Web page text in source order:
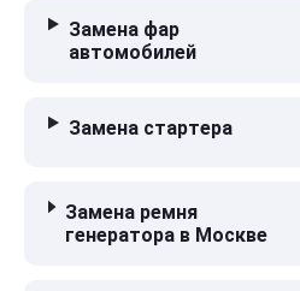
Замена фар
автомобилей
Замена стартера
Замена ремня
генератора в Москве